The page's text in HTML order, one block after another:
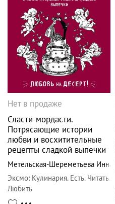
Нет в продаже
Сласти-мордасти.
Потрясающие истории
любви и восхитительные
рецепты сладкой выпечки
Метельская-Шереметьева Инна
Эксмо: Кулинария. Есть. Читать.
Любить